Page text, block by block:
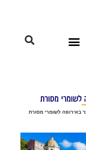
לשומרי מסורת
באירופה לשומרי מסורת